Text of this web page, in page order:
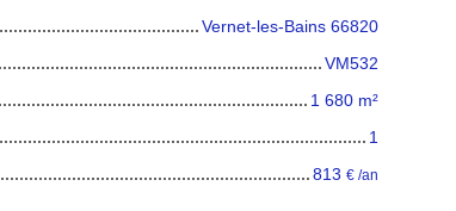
Vernet-les-Bains 66820
VM532
1 680 m²
1
813 € /an